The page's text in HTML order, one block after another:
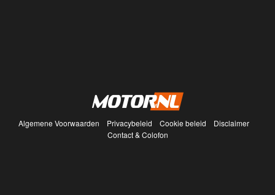
Algemene Voorwaarden Privacybeleid Cookie beleid
Disclaimer
Contact & Colofon